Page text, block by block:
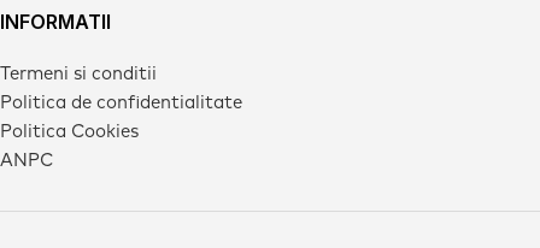
INFORMATII
Termeni si conditii
Politica de confidentialitate
Politica Cookies
ANPC